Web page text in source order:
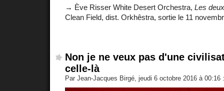
→ Ève Risser White Desert Orchestra, Les
Clean Field, dist. Orkhêstra, sortie le 11
Non je ne veux pas d'une
celle-là
Par Jean-Jacques Birgé, jeudi 6 octobre 2016 à 00:16